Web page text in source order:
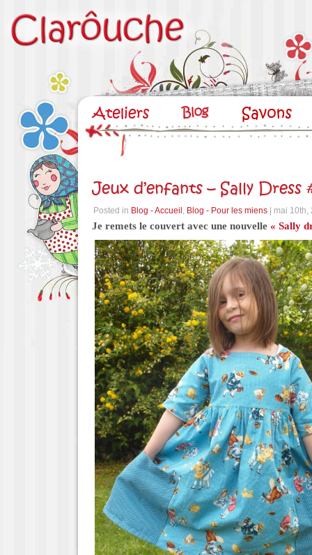
Jeux d’enfants – Sally Dress
Posted in Blog - Accueil , Blog - Pour les miens | mai 10th,
Je remets le couvert avec une nouvelle « Sally